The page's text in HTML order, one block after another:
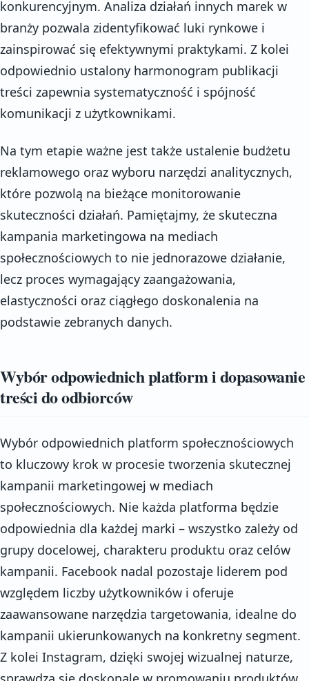
konkurencyjnym. Analiza działań innych marek w
branży pozwala zidentyfikować luki rynkowe i
zainspirować się efektywnymi praktykami. Z kolei
odpowiednio ustalony harmonogram publikacji
treści zapewnia systematyczność i spójność
komunikacji z użytkownikami.
Na tym etapie ważne jest także ustalenie budżetu
reklamowego oraz wyboru narzędzi analitycznych,
które pozwolą na bieżące monitorowanie
skuteczności działań. Pamiętajmy, że skuteczna
kampania marketingowa na mediach
społecznościowych to nie jednorazowe działanie,
lecz proces wymagający zaangażowania,
elastyczności oraz ciągłego doskonalenia na
podstawie zebranych danych.
Wybór odpowiednich platform i dopasowanie
treści do odbiorców
Wybór odpowiednich platform społecznościowych
to kluczowy krok w procesie tworzenia skutecznej
kampanii marketingowej w mediach
społecznościowych. Nie każda platforma będzie
odpowiednia dla każdej marki – wszystko zależy od
grupy docelowej, charakteru produktu oraz celów
kampanii. Facebook nadal pozostaje liderem pod
względem liczby użytkowników i oferuje
zaawansowane narzędzia targetowania, idealne do
kampanii ukierunkowanych na konkretny segment.
Z kolei Instagram, dzięki swojej wizualnej naturze,